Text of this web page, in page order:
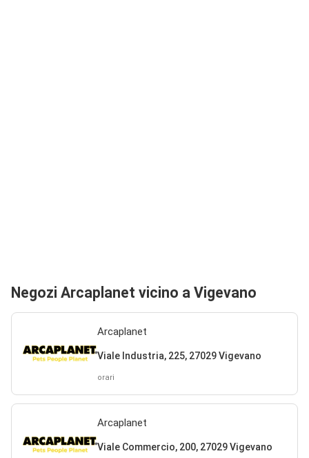
Negozi Arcaplanet vicino a Vigevano
Arcaplanet
Viale Industria, 225, 27029 Vigevano
orari
Arcaplanet
Viale Commercio, 200, 27029 Vigevano